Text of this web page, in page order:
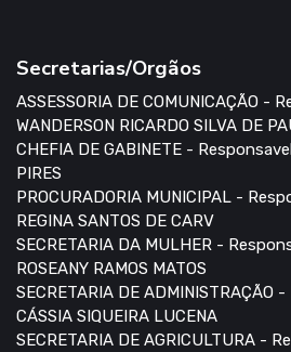
Secretarias/Orgãos
ASSESSORIA DE COMUNICAÇÃO -
WANDERSON RICARDO SILVA DE
CHEFIA DE GABINETE -
PIRES
PROCURADORIA MUNICIPAL -
REGINA SANTOS DE CARV
SECRETARIA DA MULHER -
ROSEANY RAMOS MATOS
SECRETARIA DE ADMINISTRAÇÃO
CÁSSIA SIQUEIRA LUCENA
SECRETARIA DE AGRICULTURA -